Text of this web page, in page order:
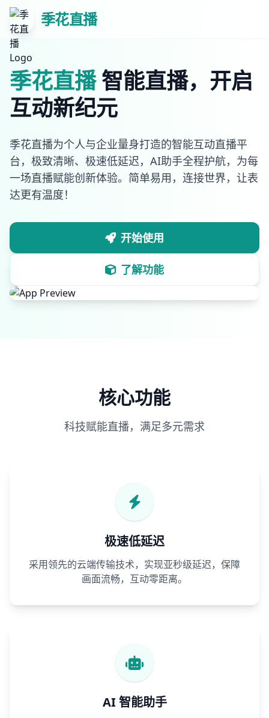
季花直播
季花直播 智能直播，开启
互动新纪元
季花直播为个人与企业量身打造的智能互动直播平
台，极致清晰、极速低延迟，AI助手全程护航，为每
一场直播赋能创新体验。简单易用，连接世界，让表
达更有温度！
开始使用
了解功能
核心功能
科技赋能直播，满足多元需求
极速低延迟
采用领先的云端传输技术，实现亚秒级延迟，保障
画面流畅，互动零距离。
AI 智能助手